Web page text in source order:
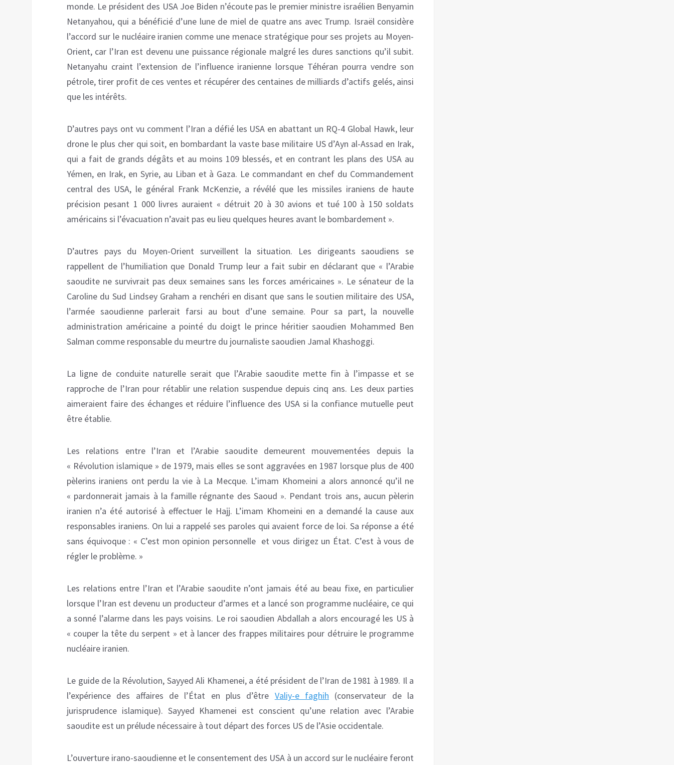
monde. Le président des USA Joe Biden n’écoute pas le premier ministre israélien Benyamin
Netanyahou, qui a bénéficié d’une lune de miel de quatre ans avec Trump. Israël considère
l’accord sur le nucléaire iranien comme une menace stratégique pour ses projets au Moyen-
Orient, car l’Iran est devenu une puissance régionale malgré les dures sanctions qu’il subit.
Netanyahu craint l’extension de l’influence iranienne lorsque Téhéran pourra vendre son
pétrole, tirer profit de ces ventes et récupérer des centaines de milliards d’actifs gelés, ainsi
que les intérêts.
D’autres pays ont vu comment l’Iran a défié les USA en abattant un RQ-4 Global Hawk, leur
drone le plus cher qui soit, en bombardant la vaste base militaire US d’Ayn al-Assad en Irak,
qui a fait de grands dégâts et au moins 109 blessés, et en contrant les plans des USA au
Yémen, en Irak, en Syrie, au Liban et à Gaza. Le commandant en chef du Commandement
central des USA, le général Frank McKenzie, a révélé que les missiles iraniens de haute
précision pesant 1 000 livres auraient « détruit 20 à 30 avions et tué 100 à 150 soldats
américains si l’évacuation n’avait pas eu lieu quelques heures avant le bombardement ».
D’autres pays du Moyen-Orient surveillent la situation. Les dirigeants saoudiens se
rappellent de l’humiliation que Donald Trump leur a fait subir en déclarant que « l’Arabie
saoudite ne survivrait pas deux semaines sans les forces américaines ». Le sénateur de la
Caroline du Sud Lindsey Graham a renchéri en disant que sans le soutien militaire des USA,
l’armée saoudienne parlerait farsi au bout d’une semaine. Pour sa part, la nouvelle
administration américaine a pointé du doigt le prince héritier saoudien Mohammed Ben
Salman comme responsable du meurtre du journaliste saoudien Jamal Khashoggi.
La ligne de conduite naturelle serait que l’Arabie saoudite mette fin à l’impasse et se
rapproche de l’Iran pour rétablir une relation suspendue depuis cinq ans. Les deux parties
aimeraient faire des échanges et réduire l’influence des USA si la confiance mutuelle peut
être établie.
Les relations entre l’Iran et l’Arabie saoudite demeurent mouvementées depuis la
« Révolution islamique » de 1979, mais elles se sont aggravées en 1987 lorsque plus de 400
pèlerins iraniens ont perdu la vie à La Mecque. L’imam Khomeini a alors annoncé qu’il ne
« pardonnerait jamais à la famille régnante des Saoud ». Pendant trois ans, aucun pèlerin
iranien n’a été autorisé à effectuer le Hajj. L’imam Khomeini en a demandé la cause aux
responsables iraniens. On lui a rappelé ses paroles qui avaient force de loi. Sa réponse a été
sans équivoque : « C’est mon opinion personnelle et vous dirigez un État. C’est à vous de
régler le problème. »
Les relations entre l’Iran et l’Arabie saoudite n’ont jamais été au beau fixe, en particulier
lorsque l’Iran est devenu un producteur d’armes et a lancé son programme nucléaire, ce qui
a sonné l’alarme dans les pays voisins. Le roi saoudien Abdallah a alors encouragé les US à
« couper la tête du serpent » et à lancer des frappes militaires pour détruire le programme
nucléaire iranien.
Le guide de la Révolution, Sayyed Ali Khamenei, a été président de l’Iran de 1981 à 1989. Il a
l’expérience des affaires de l’État en plus d’être Valiy-e faghih (conservateur de la
jurisprudence islamique). Sayyed Khamenei est conscient qu’une relation avec l’Arabie
saoudite est un prélude nécessaire à tout départ des forces US de l’Asie occidentale.
L’ouverture irano-saoudienne et le consentement des USA à un accord sur le nucléaire feront